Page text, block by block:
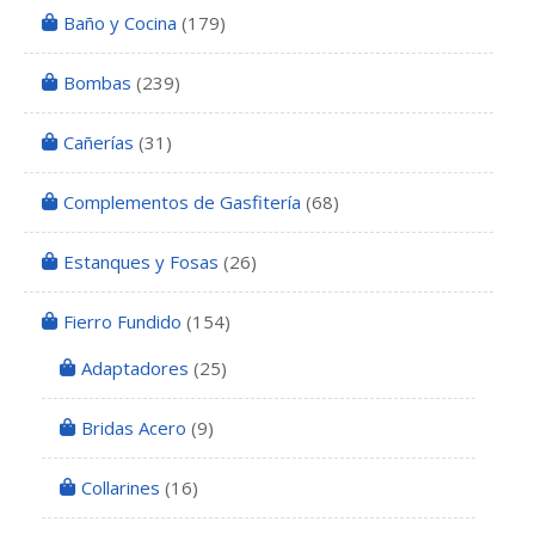
Baño y Cocina (179)
Bombas (239)
Cañerías (31)
Complementos de Gasfitería (68)
Estanques y Fosas (26)
Fierro Fundido (154)
Adaptadores (25)
Bridas Acero (9)
Collarines (16)